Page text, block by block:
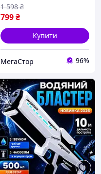
акумулятором,Electric
Water Gun білий
799₴
1 598 ₴
Купити
МегаСтор 96%